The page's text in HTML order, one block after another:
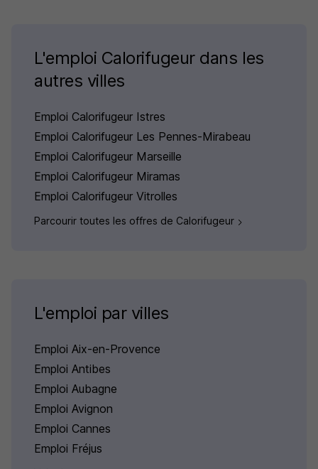
L'emploi Calorifugeur dans les
autres villes
Emploi Calorifugeur Istres
Emploi Calorifugeur Les Pennes-Mirabeau
Emploi Calorifugeur Marseille
Emploi Calorifugeur Miramas
Emploi Calorifugeur Vitrolles
Parcourir toutes les offres de Calorifugeur
L'emploi par villes
Emploi Aix-en-Provence
Emploi Antibes
Emploi Aubagne
Emploi Avignon
Emploi Cannes
Emploi Fréjus